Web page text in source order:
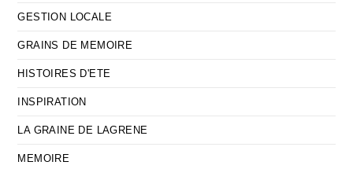
GESTION LOCALE
GRAINS DE MEMOIRE
HISTOIRES D'ETE
INSPIRATION
LA GRAINE DE LAGRENE
MEMOIRE